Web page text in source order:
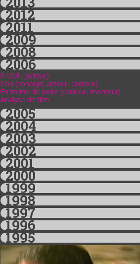
2012
2011
2009
2008
2006
F.I.O.P. (acteur)
Con (concept, acteur, cadreur)
En forme de poire (cadreur, monteur)
Analyse de film
2005
2004
2003
2002
2001
2000
1999
1998
1997
1996
1995